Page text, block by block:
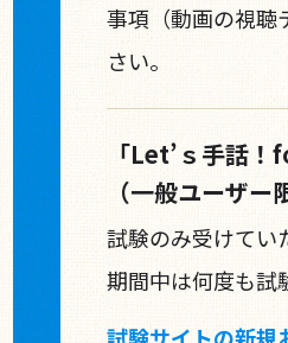
事項（動画の視聴
さい。
「Let’ｓ手話
（一般ユーザー
試験のみ受けてい
期間中は何度も試
試験サイトの新規